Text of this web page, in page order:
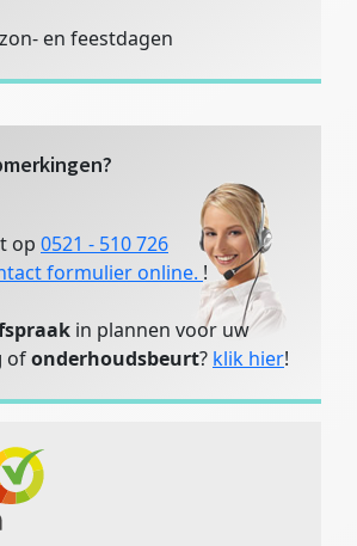
en feestdagen
op 0521 - 510 726
formulier online. !
in plannen voor uw
ofonderhoudsbeurt? klik hier!